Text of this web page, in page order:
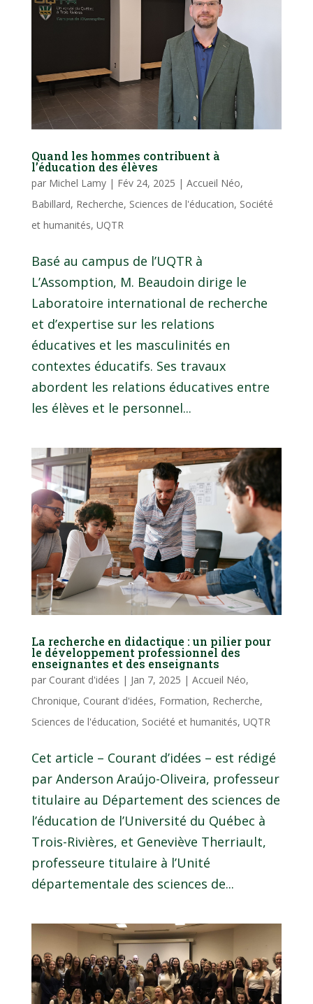
Quand les hommes contribuent à
l’éducation des élèves
par Michel Lamy| Fév 24, 2025 | Accueil Néo,
Babillard, Recherche, Sciences de l'éducation, Société
et humanités, UQTR
Basé au campus de l’UQTR à
L’Assomption, M. Beaudoin dirige le
Laboratoire international de recherche
et d’expertise sur les relations
éducatives et les masculinités en
contextes éducatifs. Ses travaux
abordent les relations éducatives entre
les élèves et le personnel...
La recherche en didactique : un pilier pour
le développement professionnel des
enseignantes et des enseignants
par Courant d'idées | Jan 7, 2025 | Accueil Néo,
Chronique, Courant d'idées, Formation, Recherche,
Sciences de l'éducation, Société et humanités, UQTR
Cet article – Courant d’idées – est rédigé
par Anderson Araújo-Oliveira, professeur
titulaire au Département des sciences de
l’éducation de l’Université du Québec à
Trois-Rivières, et Geneviève Therriault,
professeure titulaire à l’Unité
départementale des sciences de...